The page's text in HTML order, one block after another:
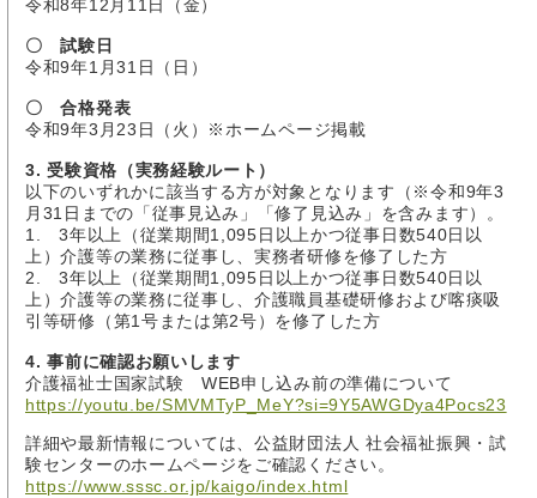
令和8年12月11日（金）
〇 試験日
令和9年1月31日（日）
〇 合格発表
令和9年3月23日（火）※ホームページ掲載
3. 受験資格（実務経験ルート）
以下のいずれかに該当する方が対象となります（※令和9年3
月31日までの「従事見込み」「修了見込み」を含みます）。
1. 3年以上（従業期間1,095日以上かつ従事日数540日以
上）介護等の業務に従事し、実務者研修を修了した方
2. 3年以上（従業期間1,095日以上かつ従事日数540日以
上）介護等の業務に従事し、介護職員基礎研修および喀痰吸
引等研修（第1号または第2号）を修了した方
4. 事前に確認お願いします
介護福祉士国家試験 WEB申し込み前の準備について
https://youtu.be/SMVMTyP_MeY?si=9Y5AWGDya4Pocs23
詳細や最新情報については、公益財団法人 社会福祉振興・試
験センターのホームページをご確認ください。
https://www.sssc.or.jp/kaigo/index.html